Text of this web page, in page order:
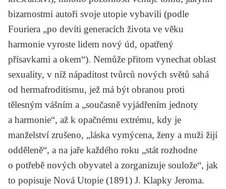
bizarnostmi autoři svoje utopie vybavili (podle
Fouriera „po devíti generacích života ve věku
harmonie vyroste lidem nový úd, opatřený
přísavkami a okem“). Nemůže přitom vynechat oblast
sexuality, v níž nápaditost tvůrců nových světů sahá
od hermafroditismu, jež má být obranou proti
tělesným vášním a „současně vyjádřením jednoty
a harmonie“, až k opačnému extrému, kdy je
manželství zrušeno, „láska vymýcena, ženy a muži žijí
odděleně“, a na jaře každého roku „stát rozhodne
o potřebě nových obyvatel a zorganizuje soulože“, jak
to popisuje Nová Utopie (1891) J. Klapky Jeroma.